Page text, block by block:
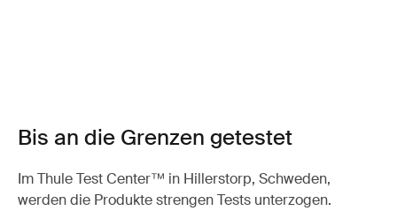
Bis an die Grenzen getestet
Im Thule Test Center™ in Hillerstorp, Schweden,
werden die Produkte strengen Tests unterzogen.